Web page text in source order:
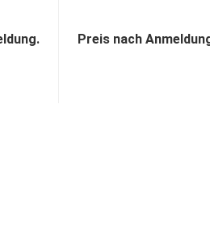
Preis nach